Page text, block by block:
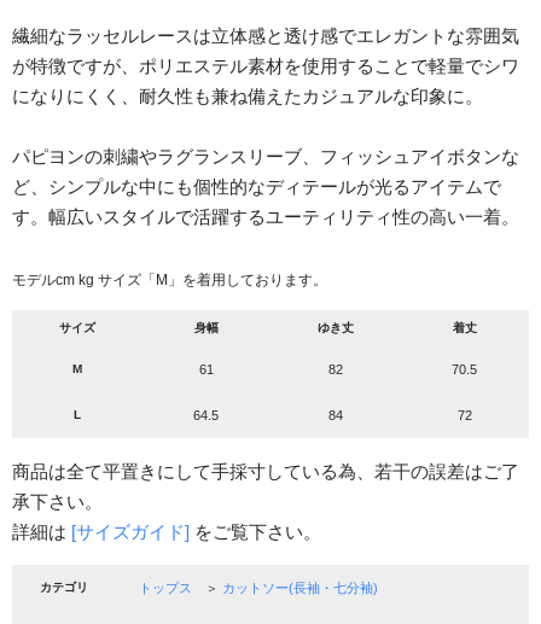
繊細なラッセルレースは立体感と透け感でエレガントな雰囲気
が特徴ですが、ポリエステル素材を使用することで軽量でシワ
になりにくく、耐久性も兼ね備えたカジュアルな印象に。
パピヨンの刺繍やラグランスリーブ、フィッシュアイボタンな
ど、シンプルな中にも個性的なディテールが光るアイテムで
す。幅広いスタイルで活躍するユーティリティ性の高い一着。
モデルcm kg サイズ「M」を着用しております。
サイズ 身幅 ゆき丈 着丈
M 61 82 70.5
L 64.5 84 72
商品は全て平置きにして手採寸している為、若干の誤差はご了
承下さい。
詳細は [サイズガイド] をご覧下さい。
カテゴリ トップス ＞ カットソー(長袖・七分袖)